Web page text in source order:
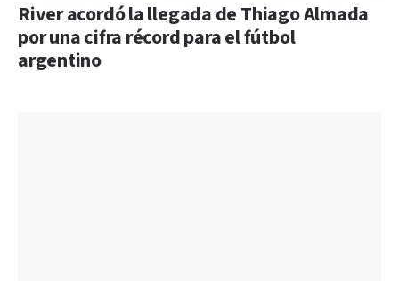
River acordó la llegada de Thiago Almada
por una cifra récord para el fútbol
argentino